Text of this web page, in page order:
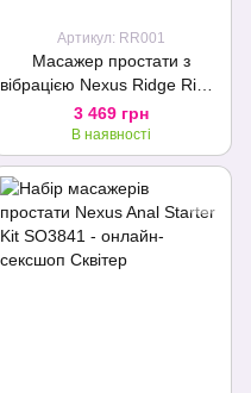
Артикул: RR001
Масажер простати з
вібрацією Nexus Ridge Rider
Plus Black
3 469 грн
В наявності